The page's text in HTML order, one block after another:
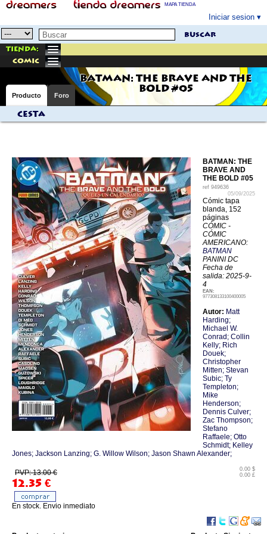
MAPA TIENDA
Iniciar sesion
buscar
Tienda:
comic
BATMAN: THE BRAVE AND THE
BOLD #05
Producto Foro
Cesta
BATMAN: THE
BRAVE AND
THE BOLD #05
ref 949636
05/09/2025
Cómic tapa
blanda, 152
páginas
CÓMIC -
CÓMIC
AMERICANO:
BATMAN
PANINI DC
Fecha de
salida: 2025-9-
4
EAN:
977308133100400005
Autor: Matt
Harding;
Michael W.
Conrad; Collin
Kelly; Rich
Douek;
Christopher
Mitten; Stevan
Subic; Ty
Templeton;
Mike
Henderson;
Dennis Culver;
Zac Thompson;
Stefano
Raffaele; Otto
Schmidt; Kelley
Jones; Jackson Lanzing; G. Willow Wilson; Jason Shawn Alexander;
PVP: 13.00 €
12.35 €
0.00 $
0.00 £
En stock. Envio inmediato